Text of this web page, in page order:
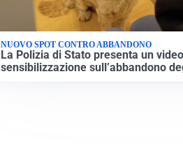
NUOVO SPOT CONTRO ABBANDONO
La Polizia di Stato presenta un
sensibilizzazione sull’abbandono